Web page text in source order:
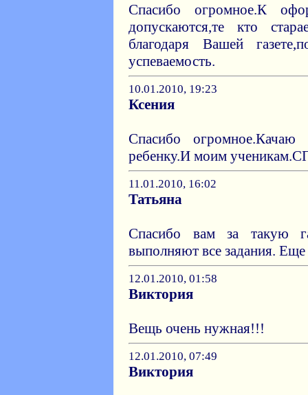
Спасибо огромное.К
допускаются,те кто
благодаря Вашей
успеваемость.
10.01.2010, 19:23
Ксения
Спасибо огромное.Качаю
ребенку.И моим
11.01.2010, 16:02
Татьяна
Спасибо вам за такую
выполняют все задания.
12.01.2010, 01:58
Виктория
Вещь очень нужная!!!
12.01.2010, 07:49
Виктория